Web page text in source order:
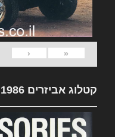
«
‹
קטלוג אביזרים Jeep 1986